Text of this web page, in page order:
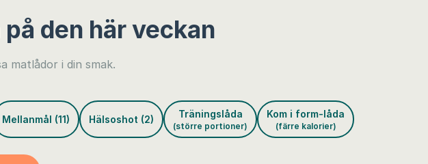
den här veckan
matlådor i din smak.
Mellanmål (11) Hälsoshot (2) Träningslåda
(större portioner)
Kom i form-låda
(färre kalorier)